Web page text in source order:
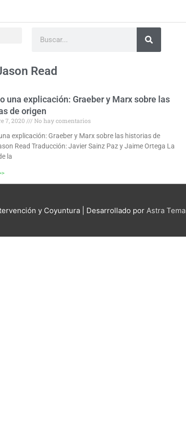
Read
una explicación: Graeber y Marx sobre las
de origen
7, 2020
No hay comentarios
explicación: Graeber y Marx sobre las historias de
Read Traducción: Javier Sainz Paz y Jaime Ortega La
la
y Coyuntura| Desarrollado por Astra